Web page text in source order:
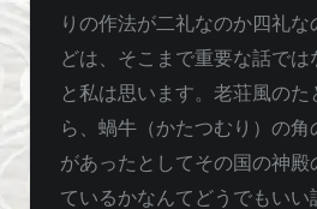
りの作法が二礼なのか四礼
どは、そこまで重要な話で
と私は思います。老荘風のた
ら、蝸牛（かたつむり）の角
があったとしてその国の神殿
ているかなんてどうでもいい